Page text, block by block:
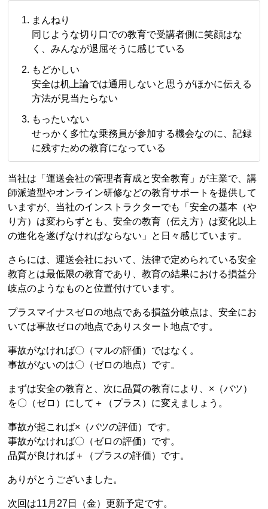
まんねり
同じような切り口での教育で受講者側に笑顔はな
く、みんなが退屈そうに感じている
もどかしい
安全は机上論では通用しないと思うがほかに伝える
方法が見当たらない
もったいない
せっかく多忙な乗務員が参加する機会なのに、記録
に残すための教育になっている
当社は「運送会社の管理者育成と安全教育」が主業で、講
師派遣型やオンライン研修などの教育サポートを提供して
いますが、当社のインストラクターでも「安全の基本（や
り方）は変わらずとも、安全の教育（伝え方）は変化以上
の進化を遂げなければならない」と日々感じています。
さらには、運送会社において、法律で定められている安全
教育とは最低限の教育であり、教育の結果における損益分
岐点のようなものと位置付けています。
プラスマイナスゼロの地点である損益分岐点は、安全にお
いては事故ゼロの地点でありスタート地点です。
事故がなければ〇（マルの評価）ではなく。
事故がないのは〇（ゼロの地点）です。
まずは安全の教育と、次に品質の教育により、×（バツ）
を〇（ゼロ）にして＋（プラス）に変えましょう。
事故が起これば×（バツの評価）です。
事故がなければ〇（ゼロの評価）です。
品質が良ければ＋（プラスの評価）です。
ありがとうございました。
次回は11月27日（金）更新予定です。